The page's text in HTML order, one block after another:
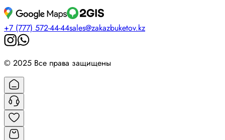
+7 (777) 572-44-44sales@zakazbuketov.kz
© 2025 Все права защищены